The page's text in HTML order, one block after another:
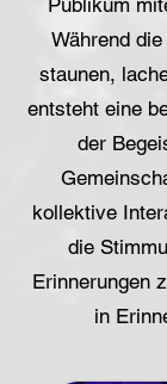
Publikum
Während
staunen,
entsteht eine
der
kollektive
die
Erinnerungen
in